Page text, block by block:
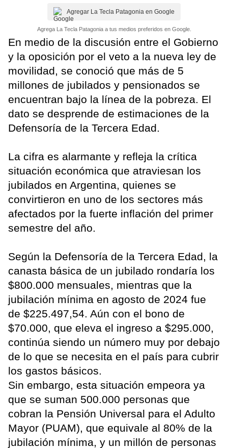
Agregar La Tecla Patagonia en Google
Agrega La Tecla Patagonia a tus medios preferidos en Google.
En medio de la discusión entre el Gobierno
y la oposición por el veto a la nueva ley de
movilidad, se conoció que más de 5
millones de jubilados y pensionados se
encuentran bajo la línea de la pobreza. El
dato se desprende de estimaciones de la
Defensoría de la Tercera Edad.
La cifra es alarmante y refleja la crítica
situación económica que atraviesan los
jubilados en Argentina, quienes se
convirtieron en uno de los sectores más
afectados por la fuerte inflación del primer
semestre del año.
Según la Defensoría de la Tercera Edad, la
canasta básica de un jubilado rondaría los
$800.000 mensuales, mientras que la
jubilación mínima en agosto de 2024 fue
de $225.497,54. Aún con el bono de
$70.000, que eleva el ingreso a $295.000,
continúa siendo un número muy por debajo
de lo que se necesita en el país para cubrir
los gastos básicos.
Sin embargo, esta situación empeora ya
que se suman 500.000 personas que
cobran la Pensión Universal para el Adulto
Mayor (PUAM), que equivale al 80% de la
jubilación mínima, y un millón de personas